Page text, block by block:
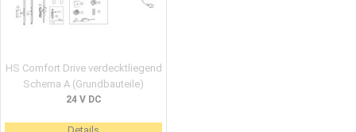
HS Comfort Drive verdecktliegend
Schema A (Grundbauteile)
24 V DC